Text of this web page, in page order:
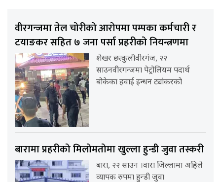
वीरगन्जमा तेल चोरीको आरोपमा पम्पका कर्मचारी र
टयाङकर सहित ७ जना पर्सा प्रहरीको नियन्त्रणमा
शेखर छत्कुलीवीरगंज, २२
साउनवीरगन्जमा पेट्रोलियम पदार्थ
बोकेका हवाई इन्धन ट्यांकरको
बारामा प्रहरीको मिलोमतोमा खुल्ला हुन्डी जुवा तस्करी
बारा, २२ साउन ।वारा जिल्लामा अहिले
व्यापक रुपमा हुन्डी जुवा